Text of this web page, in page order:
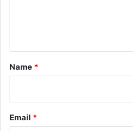
*
Name *
Email *